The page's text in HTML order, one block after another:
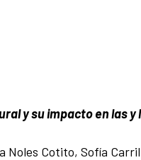
y su impacto en las
Cotito, Sofía